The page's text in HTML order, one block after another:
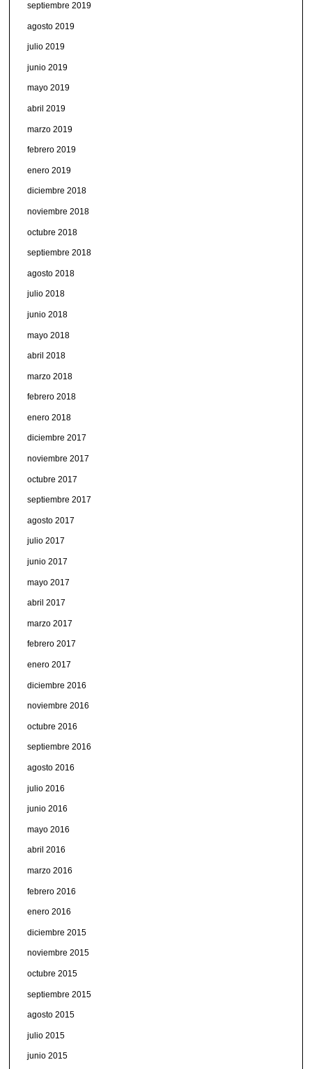
septiembre 2019
agosto 2019
julio 2019
junio 2019
mayo 2019
abril 2019
marzo 2019
febrero 2019
enero 2019
diciembre 2018
noviembre 2018
octubre 2018
septiembre 2018
agosto 2018
julio 2018
junio 2018
mayo 2018
abril 2018
marzo 2018
febrero 2018
enero 2018
diciembre 2017
noviembre 2017
octubre 2017
septiembre 2017
agosto 2017
julio 2017
junio 2017
mayo 2017
abril 2017
marzo 2017
febrero 2017
enero 2017
diciembre 2016
noviembre 2016
octubre 2016
septiembre 2016
agosto 2016
julio 2016
junio 2016
mayo 2016
abril 2016
marzo 2016
febrero 2016
enero 2016
diciembre 2015
noviembre 2015
octubre 2015
septiembre 2015
agosto 2015
julio 2015
junio 2015